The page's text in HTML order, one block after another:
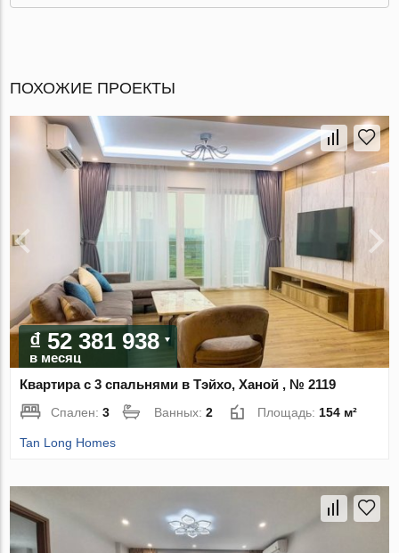
ПОХОЖИЕ ПРОЕКТЫ
₫ 52 381 938
в месяц
Квартира с 3 спальнями в Тэйхо, Ханой , № 2119
Спален:3 Ванных:2 Площадь:154 м²
Tan Long Homes